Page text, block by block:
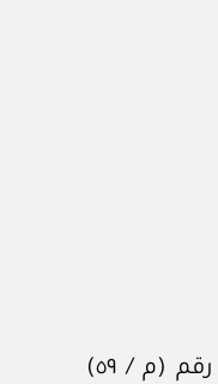
تعفى الجهة الحكومية من الجزاءات والغرامات المترتبة على مخالفتها لنظام إجراءات التراخيص البلدية ‏-الصادر بالمرسوم الملكي رقم (م / ٥٩)